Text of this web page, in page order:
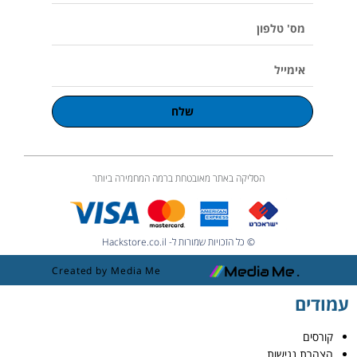
m
שלח
הסליקה באתר מאובטחת ברמה המחמירה ביותר
© כל הזכויות שמורות ל- Hackstore.co.il
Created by Media Me
עמודים
קורסים